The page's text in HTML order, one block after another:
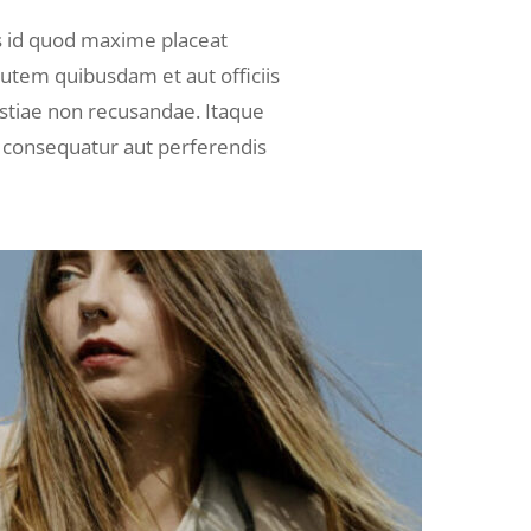
quod maxime placeat
quibusdam et aut officiis
non recusandae. Itaque
aut perferendis